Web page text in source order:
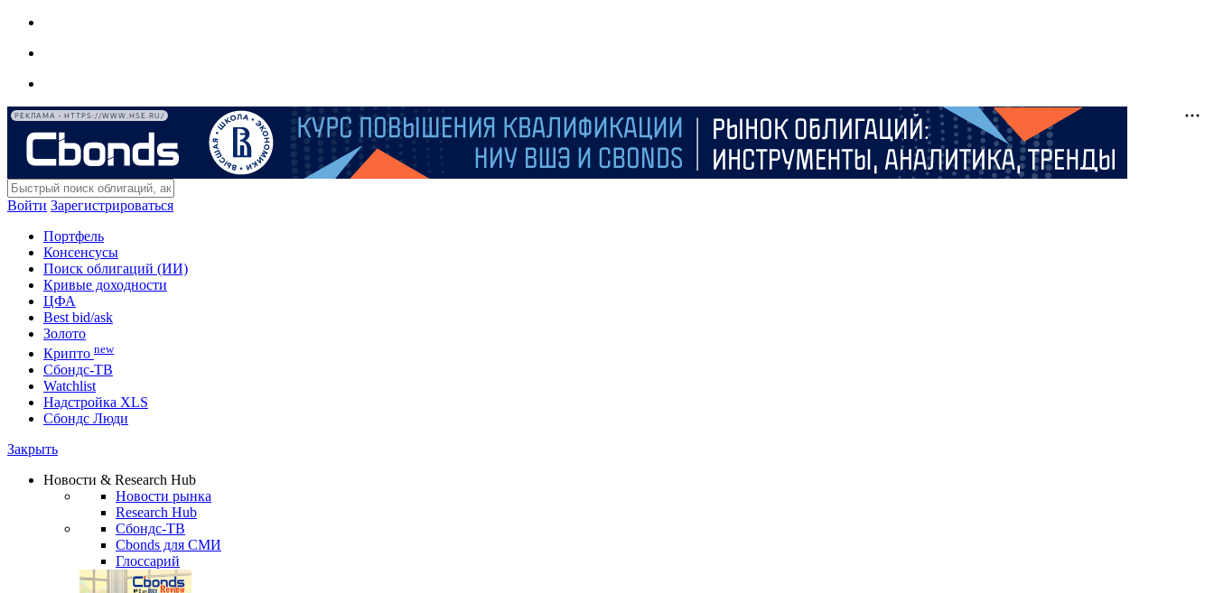
РЕКЛАМА • HTTPS://WWW.HSE.RU/
Войти Зарегистрироваться
Портфель
Консенсусы
Поиск облигаций (ИИ)
Кривые доходности
ЦФА
Best bid/ask
Золото
Крипто new
Сбондс-ТВ
Watchlist
Надстройка XLS
Сбондс Люди
Закрыть
Новости & Research Hub
Новости рынка
Research Hub
Сбондс-ТВ
Cbonds для СМИ
Глоссарий